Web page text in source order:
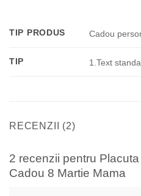
TIP PRODUS Cadou
TIP 1.Text
RECENZII (2)
2 recenzii pentru
Cadou 8 Martie Mama